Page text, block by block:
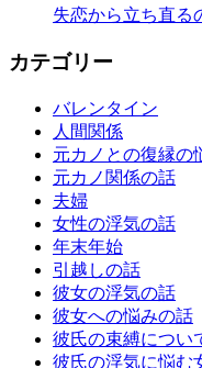
失恋から立ち直る
カテゴリー
バレンタイン
人間関係
元カノとの復縁の
元カノ関係の話
夫婦
女性の浮気の話
年末年始
引越しの話
彼女の浮気の話
彼女への悩みの話
彼氏の束縛につい
彼氏の浮気に悩む